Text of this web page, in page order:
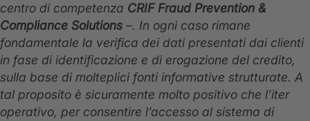
centro di competenza CRIF Fraud Prevention &
Compliance Solutions –. In ogni caso rimane
fondamentale la verifica dei dati presentati dai clienti
in fase di identificazione e di erogazione del credito,
sulla base di molteplici fonti informative strutturate. A
tal proposito è sicuramente molto positivo che l’iter
operativo, per consentire l’accesso al sistema di